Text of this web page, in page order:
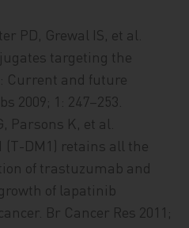
PD, Grewal IS, et al.
targeting the
Current and future
2009; 1: 247–253.
Parsons K, et al.
DM1) retains all the
of trastuzumab and
of lapatinib
Br Cancer Res 2011;